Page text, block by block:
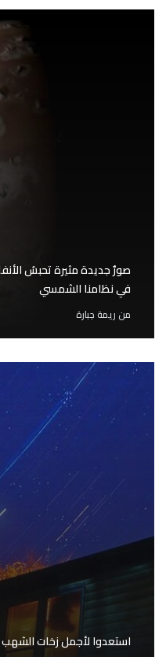
صورٌ جديدة مثيرة تحبسُ
في نظامنا الشمسي
من ريمة جبارة
استعدوا لأجمل زخات الشهب